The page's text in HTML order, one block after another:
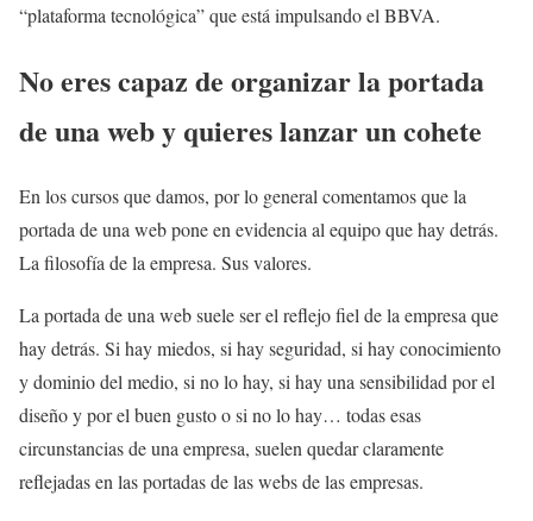
“plataforma tecnológica” que está impulsando el BBVA.
No eres capaz de organizar la portada
de una web y quieres lanzar un cohete
En los cursos que damos, por lo general comentamos que la
portada de una web pone en evidencia al equipo que hay detrás.
La filosofía de la empresa. Sus valores.
La portada de una web suele ser el reflejo fiel de la empresa que
hay detrás. Si hay miedos, si hay seguridad, si hay conocimiento
y dominio del medio, si no lo hay, si hay una sensibilidad por el
diseño y por el buen gusto o si no lo hay… todas esas
circunstancias de una empresa, suelen quedar claramente
reflejadas en las portadas de las webs de las empresas.